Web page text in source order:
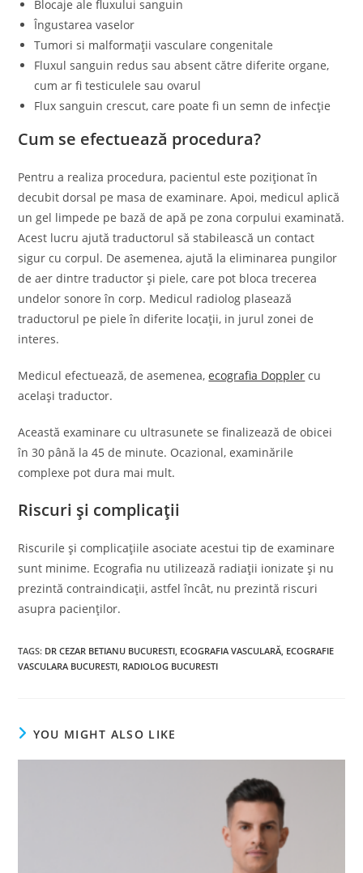
Blocaje ale fluxului sanguin
Îngustarea vaselor
Tumori si malformații vasculare congenitale
Fluxul sanguin redus sau absent către diferite organe,
cum ar fi testiculele sau ovarul
Flux sanguin crescut, care poate fi un semn de infecție
Cum se efectuează procedura?
Pentru a realiza procedura, pacientul este poziționat în
decubit dorsal pe masa de examinare. Apoi, medicul aplică
un gel limpede pe bază de apă pe zona corpului examinată.
Acest lucru ajută traductorul să stabilească un contact
sigur cu corpul. De asemenea, ajută la eliminarea pungilor
de aer dintre traductor și piele, care pot bloca trecerea
undelor sonore în corp. Medicul radiolog plasează
traductorul pe piele în diferite locații, in jurul zonei de
interes.
Medicul efectuează, de asemenea,ecografia Doppler cu
același traductor.
Această examinare cu ultrasunete se finalizează de obicei
în 30 până la 45 de minute. Ocazional, examinările
complexe pot dura mai mult.
Riscuri și complicații
Riscurile și complicațiile asociate acestui tip de examinare
sunt minime. Ecografia nu utilizează radiații ionizate și nu
prezintă contraindicații, astfel încât, nu prezintă riscuri
asupra pacienților.
TAGS: DR CEZAR BETIANU BUCURESTI ECOGRAFIA VASCULARĂ ECOGRAFIE
VASCULARA BUCURESTI RADIOLOG BUCURESTI
YOU MIGHT ALSO LIKE